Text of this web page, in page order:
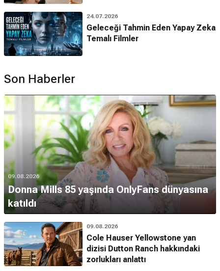
24.07.2026
Geleceği Tahmin Eden Yapay Zeka
Temalı Filmler
Son Haberler
09.08.2026
Donna Mills 85 yaşında OnlyFans dünyasına
katıldı
09.08.2026
Cole Hauser Yellowstone yan
dizisi Dutton Ranch hakkındaki
zorlukları anlattı